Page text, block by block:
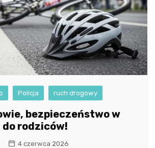
Policja ruch drogowy
bezpieczeństwo w
do rodziców!
4 czerwca 2026